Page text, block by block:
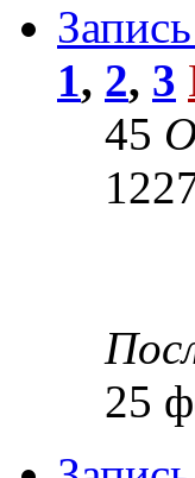
1, 2, 3
45
25